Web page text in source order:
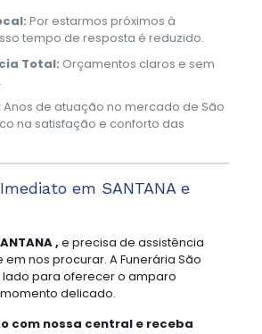
Por estarmos próximos à
tempo de resposta é reduzido.
Total: Orçamentos claros e sem
Anos de atuação no mercado de São
na satisfação e conforto das
em SANTANA e
, e precisa de assistência
em nos procurar. A Funerária São
lado para oferecer o amparo
delicado.
com nossa central e receba